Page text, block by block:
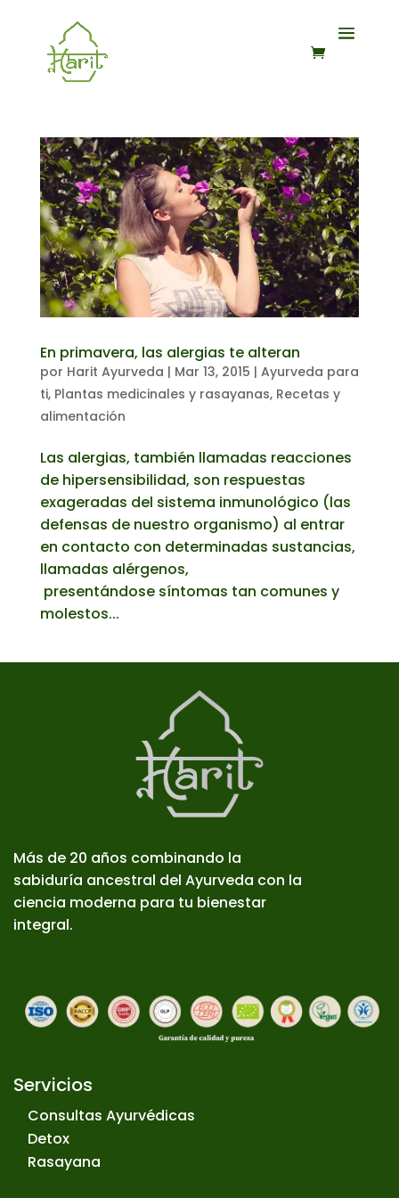
En primavera, las alergias te alteran
por Harit Ayurveda | Mar 13, 2015 | Ayurveda para
ti, Plantas medicinales y rasayanas, Recetas y
alimentación
Las alergias, también llamadas reacciones
de hipersensibilidad, son respuestas
exageradas del sistema inmunológico (las
defensas de nuestro organismo) al entrar
en contacto con determinadas sustancias,
llamadas alérgenos,
presentándose síntomas tan comunes y
molestos...
Más de 20 años combinando la
sabiduría ancestral del Ayurveda con la
ciencia moderna para tu bienestar
integral.
Servicios
Consultas Ayurvédicas
Detox
Rasayana